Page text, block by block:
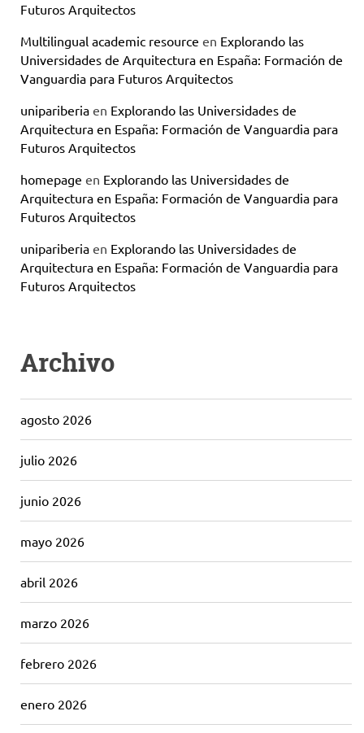
Futuros Arquitectos
Multilingual academic resource en Explorando las
Universidades de Arquitectura en España: Formación de
Vanguardia para Futuros Arquitectos
unipariberia en Explorando las Universidades de
Arquitectura en España: Formación de Vanguardia para
Futuros Arquitectos
homepage en Explorando las Universidades de
Arquitectura en España: Formación de Vanguardia para
Futuros Arquitectos
unipariberia en Explorando las Universidades de
Arquitectura en España: Formación de Vanguardia para
Futuros Arquitectos
Archivo
agosto 2026
julio 2026
junio 2026
mayo 2026
abril 2026
marzo 2026
febrero 2026
enero 2026